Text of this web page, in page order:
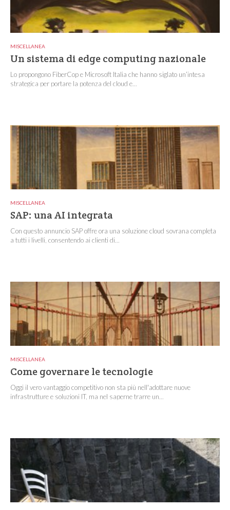
MISCELLANEA
Un sistema di edge computing nazionale
Lo propongono FiberCop e Microsoft Italia che hanno siglato un’intesa
strategica per portare la potenza del cloud e...
MISCELLANEA
SAP: una AI integrata
Con questo annuncio SAP offre ora una soluzione cloud sovrana completa
a tutti i livelli, consentendo ai clienti di...
MISCELLANEA
Come governare le tecnologie
Oggi il vero vantaggio competitivo non sta più nell'adottare nuove
infrastrutture e soluzioni IT, ma nel saperne trarre un...